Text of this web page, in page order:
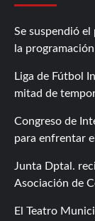
Se suspendió
la
Liga de Fútbol
mitad de
Congreso de
para enfrentar
Junta Dptal.
Asociación de
El Teatro